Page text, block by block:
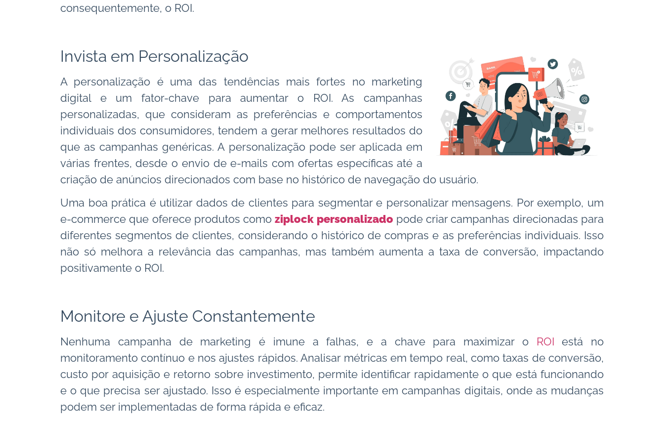
consequentemente, o ROI.
Invista em Personalização
A personalização é uma das tendências mais fortes no marketing
digital e um fator-chave para aumentar o ROI. As campanhas
personalizadas, que consideram as preferências e comportamentos
individuais dos consumidores, tendem a gerar melhores resultados do
que as campanhas genéricas. A personalização pode ser aplicada em
várias frentes, desde o envio de e-mails com ofertas específicas até a
criação de anúncios direcionados com base no histórico de navegação do usuário.
Uma boa prática é utilizar dados de clientes para segmentar e personalizar mensagens. Por exemplo, um
e-commerce que oferece produtos comoziplock personalizado pode criar campanhas direcionadas para
diferentes segmentos de clientes, considerando o histórico de compras e as preferências individuais. Isso
não só melhora a relevância das campanhas, mas também aumenta a taxa de conversão, impactando
positivamente o ROI.
Monitore e Ajuste Constantemente
Nenhuma campanha de marketing é imune a falhas, e a chave para maximizar o ROI está no
monitoramento contínuo e nos ajustes rápidos. Analisar métricas em tempo real, como taxas de conversão,
custo por aquisição e retorno sobre investimento, permite identificar rapidamente o que está funcionando
e o que precisa ser ajustado. Isso é especialmente importante em campanhas digitais, onde as mudanças
podem ser implementadas de forma rápida e eficaz.